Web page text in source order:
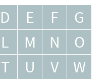
D E F
G
L M N
O
T U V
W